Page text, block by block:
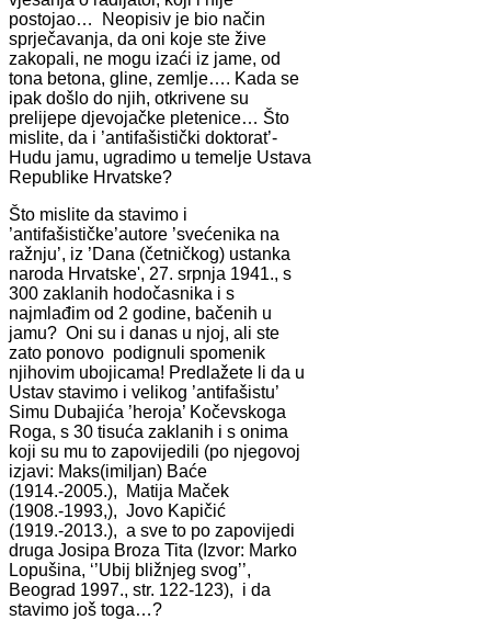
postojao… Neopisiv je bio način
sprječavanja, da oni koje ste žive
zakopali, ne mogu izaći iz jame, od
tona betona, gline, zemlje…. Kada se
ipak došlo do njih, otkrivene su
prelijepe djevojačke pletenice… Što
mislite, da i ’antifašistički doktorat’-
Hudu jamu, ugradimo u temelje Ustava
Republike Hrvatske?
Što mislite da stavimo i
’antifašističke’autore ’svećenika na
ražnju’, iz ’Dana (četničkog) ustanka
naroda Hrvatske', 27. srpnja 1941., s
300 zaklanih hodočasnika i s
najmlađim od 2 godine, bačenih u
jamu? Oni su i danas u njoj, ali ste
zato ponovo podignuli spomenik
njihovim ubojicama! Predlažete li da u
Ustav stavimo i velikog ’antifašistu’
Simu Dubajića ’heroja’ Kočevskoga
Roga, s 30 tisuća zaklanih i s onima
koji su mu to zapovijedili (po njegovoj
izjavi: Maks(imiljan) Baće
(1914.-2005.), Matija Maček
(1908.-1993,), Jovo Kapičić
(1919.-2013.), a sve to po zapovijedi
druga Josipa Broza Tita (Izvor: Marko
Lopušina, ‘’Ubij bližnjeg svog’’,
Beograd 1997., str. 122-123), i da
stavimo još toga…?